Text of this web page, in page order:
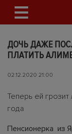
ДОЧЬ ДАЖЕ
ПЛАТИТЬ
02.12.2020 21:00
Теперь ей
года
Пенсионерка из